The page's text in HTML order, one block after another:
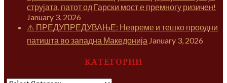
струјата, патот од Гарски мост е премногу ризичен!
January 3, 2026
⚠️ ПРЕДУПРЕДУВАЊЕ: Невреме и тешко проодни
патишта во западна Македонија January 3, 2026
КАТЕГОРИИ